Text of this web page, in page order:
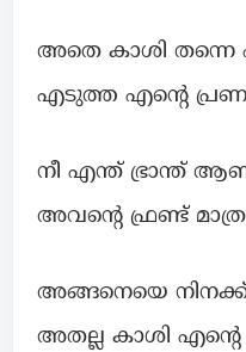
അതെ കാശി തന്നെ
എടുത്ത എന്റെ
നീ എന്ത് ഭ്രാന്ത്‌
അവന്റെ ഫ്രണ്ട്
അങ്ങനെയെ
അതല്ല കാശി